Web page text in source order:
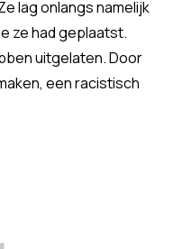
lag onlangs namelijk
ze had geplaatst.
uitgelaten. Door
een racistisch